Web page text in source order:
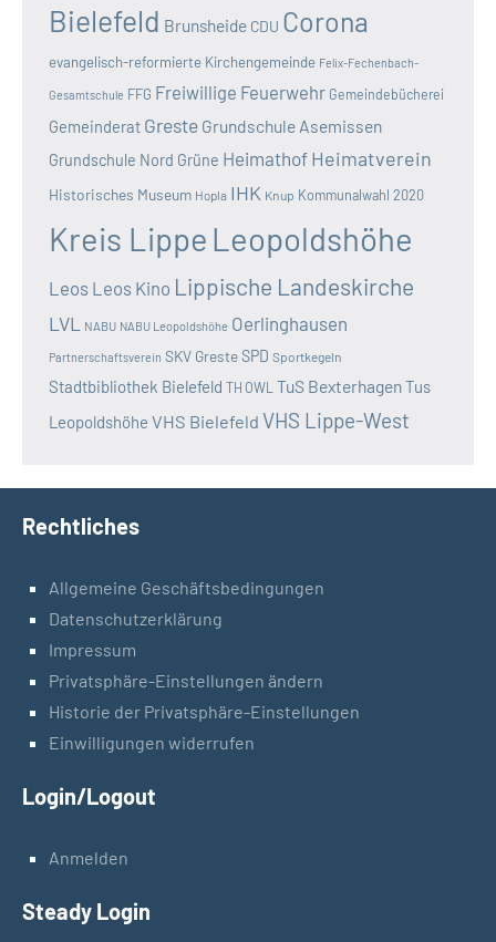
Bielefeld Brunsheide CDU Corona
evangelisch-reformierte Kirchengemeinde Felix-Fechenbach-
Gesamtschule FFG Freiwillige Feuerwehr Gemeindebücherei
Gemeinderat Greste Grundschule Asemissen
Grundschule Nord Grüne Heimathof Heimatverein
Historisches Museum Hopla IHK Knup Kommunalwahl 2020
Kreis Lippe Leopoldshöhe
Leos Leos Kino Lippische Landeskirche
LVL NABU NABU Leopoldshöhe Oerlinghausen
Partnerschaftsverein SKV GresteSPD Sportkegeln
Stadtbibliothek Bielefeld TH OWL TuS BexterhagenTus
Leopoldshöhe VHS Bielefeld VHS Lippe-West
Rechtliches
Allgemeine Geschäftsbedingungen
Datenschutzerklärung
Impressum
Privatsphäre-Einstellungen ändern
Historie der Privatsphäre-Einstellungen
Einwilligungen widerrufen
Login/Logout
Anmelden
Steady Login